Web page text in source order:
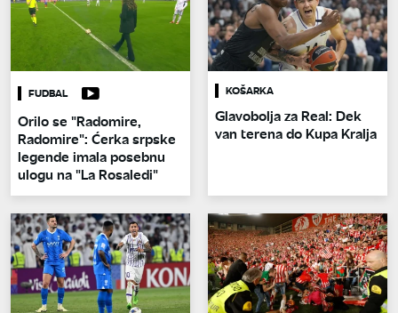
FUDBAL
Orilo se "Radomire,
Radomire": Ćerka srpske
legende imala posebnu
ulogu na "La Rosaledi"
KOŠARKA
Glavobolja za Real: Dek
van terena do Kupa Kralja